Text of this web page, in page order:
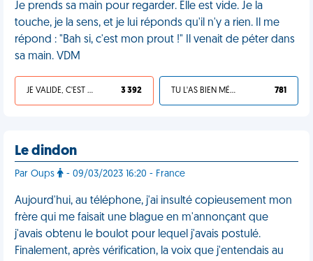
Je prends sa main pour regarder. Elle est vide. Je la
touche, je la sens, et je lui réponds qu'il n'y a rien. Il me
répond : "Bah si, c'est mon prout !" Il venait de péter dans
sa main. VDM
JE VALIDE, C'EST UNE VDM 3 392 TU L'AS BIEN MÉRITÉ 781
Le dindon
Par Oups - 09/03/2023 16:20 - France
Aujourd'hui, au téléphone, j'ai insulté copieusement mon
frère qui me faisait une blague en m'annonçant que
j'avais obtenu le boulot pour lequel j'avais postulé.
Finalement, après vérification, la voix que j'entendais au